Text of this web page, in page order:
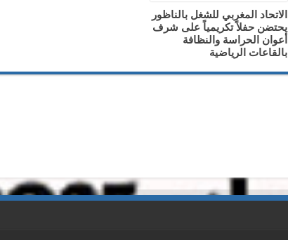
الاتحاد المغربي للشغل بالناظور
يحتضن حفلاً تكريمياً على شرف
أعوان الحراسة والنظافة
بالقاعات الرياضية